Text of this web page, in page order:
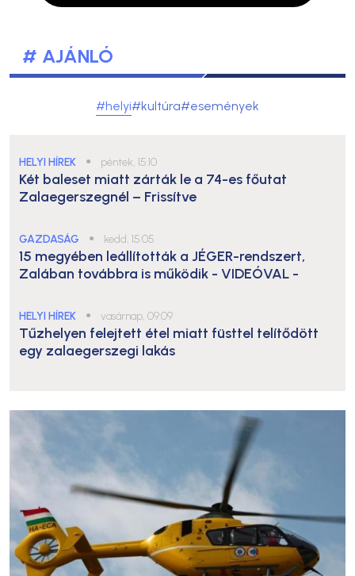
# AJÁNLÓ
#helyi#kultúra#események
HELYI HÍREK ● péntek, 15:10
Két baleset miatt zárták le a 74-es főutat
Zalaegerszegnél – Frissítve
GAZDASÁG ● kedd, 15:05
15 megyében leállították a JÉGER-rendszert,
Zalában továbbra is működik - VIDEÓVAL -
HELYI HÍREK ● vasárnap, 09:09
Tűzhelyen felejtett étel miatt füsttel telítődött
egy zalaegerszegi lakás